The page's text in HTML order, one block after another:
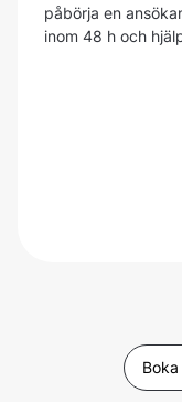
påbörja en
inom 48 h och